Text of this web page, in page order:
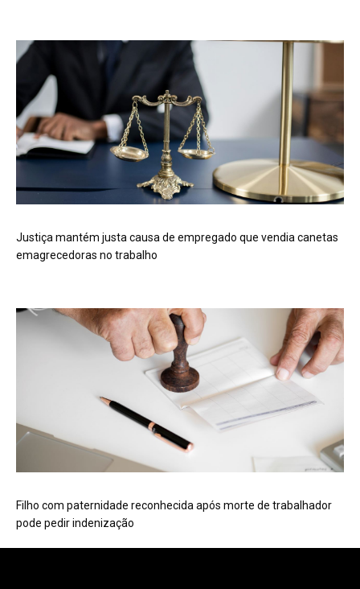
Justiça mantém justa causa de empregado que vendia canetas
emagrecedoras no trabalho
Filho com paternidade reconhecida após morte de trabalhador
pode pedir indenização